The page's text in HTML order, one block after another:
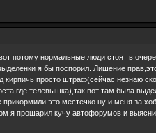
потому нормальные люди стоят в
я бы поспорил. Лишение
кирпичь просто штраф(сейчас незнаю
телевышка),так вот там была
это местечко ну и меня за
я прошарил кучу автофорумов и